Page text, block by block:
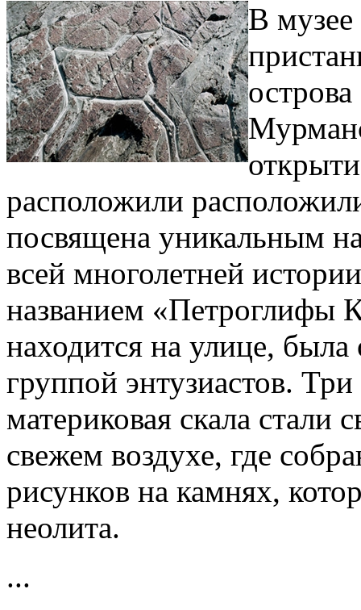
В музее
расположили
посвящена уникальным
всей многолетней
названием «Петроглифы
находится на улице,
группой энтузиастов.
материковая скала стали
свежем воздухе, где
рисунков на камнях,
неолита.
...